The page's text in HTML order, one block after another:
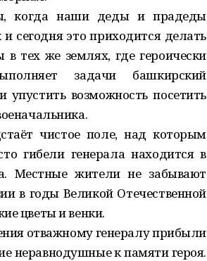
когда наши деды и прадеды
сегодня это приходится делать
тех же землях, где героически
задачи башкирский
возможность посетить
чистое поле, над которым
гибели генерала находится в
Местные жители не забывают
в годы Великой Отечественной
цветы и венки.
отважному генералу прибыли
неравнодушные к памяти героя.